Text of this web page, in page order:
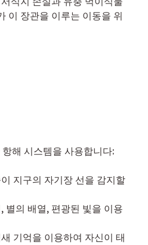
이 장관을 이루는 이동을 위
해 시스템을 사용합니다:
지구의 자기장 선을 감지할
별의 배열, 편광된 빛을 이용
기억을 이용하여 자신이 태